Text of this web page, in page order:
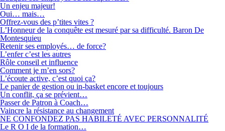
Un enjeu majeur!
Oui… mais…
Offrez-vous des p’tites vites ?
L’Honneur de la conquête est mesuré par sa difficulté. Baron De
Montesquieu
Retenir ses employés… de force?
L’enfer c’est les autres
Rôle conseil et influence
Comment je m’en sors?
L’écoute active, c’est quoi ça?
Le panier de gestion ou in-basket encore et toujours
Un conflit, ça se prévient…
Passer de Patron à Coach…
Vaincre la résistance au changement
NE CONFONDEZ PAS HABILETÉ AVEC PERSONNALITÉ
Le R O I de la formation…